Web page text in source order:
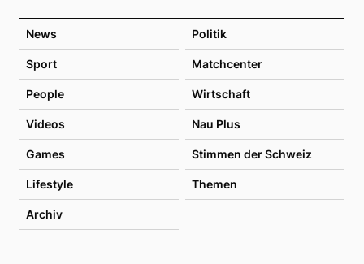
News Politik
Sport Matchcenter
People Wirtschaft
Videos Nau Plus
Games Stimmen der Schweiz
Lifestyle Themen
Archiv